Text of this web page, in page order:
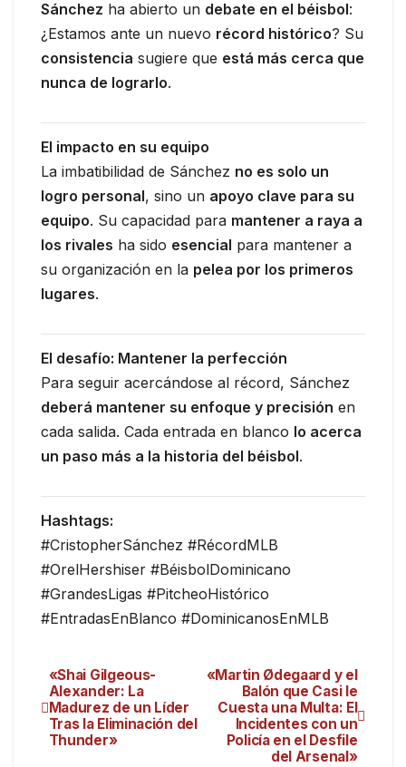
Sánchez ha abierto un debate en el béisbol:
¿Estamos ante un nuevo récord histórico? Su
consistencia sugiere que está más cerca que
nunca de lograrlo.
El impacto en su equipo
La imbatibilidad de Sánchez no es solo un
logro personal, sino un apoyo clave para su
equipo. Su capacidad para mantener a raya a
los rivales ha sido esencial para mantener a
su organización en la pelea por los primeros
lugares.
El desafío: Mantener la perfección
Para seguir acercándose al récord, Sánchez
deberá mantener su enfoque y precisión en
cada salida. Cada entrada en blanco lo acerca
un paso más a la historia del béisbol.
Hashtags:
#CristopherSánchez #RécordMLB
#OrelHershiser #BéisbolDominicano
#GrandesLigas #PitcheoHistórico
#EntradasEnBlanco #DominicanosEnMLB
«Martin Ødegaard y el
Balón que Casi le
Cuesta una Multa: El
Incidentes con un
Policía en el Desfile
del Arsenal»
«Shai Gilgeous-
Alexander: La
Madurez de un Líder
Tras la Eliminación del
Thunder»